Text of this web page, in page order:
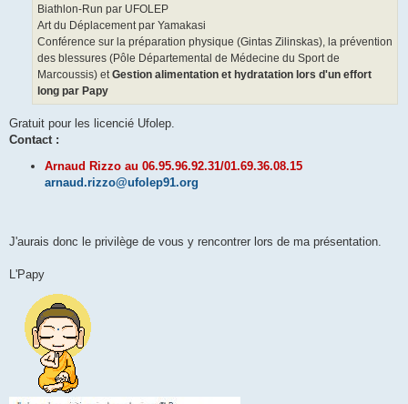
Biathlon-Run par UFOLEP
Art du Déplacement par Yamakasi
Conférence sur la préparation physique (Gintas Zilinskas), la prévention
des blessures (Pôle Départemental de Médecine du Sport de
Marcoussis) etGestion alimentation et hydratation lors d'un effort
long par Papy
Gratuit pour les licencié Ufolep.
Contact :
Arnaud Rizzo au 06.95.96.92.31/01.69.36.08.15
arnaud.rizzo@ufolep91.org
J'aurais donc le privilège de vous y rencontrer lors de ma présentation.
L'Papy